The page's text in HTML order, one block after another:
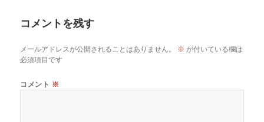
コメントを残す
メールアドレスが公開されることはありません。 ※ が付いている欄は
必須項目です
コメント ※